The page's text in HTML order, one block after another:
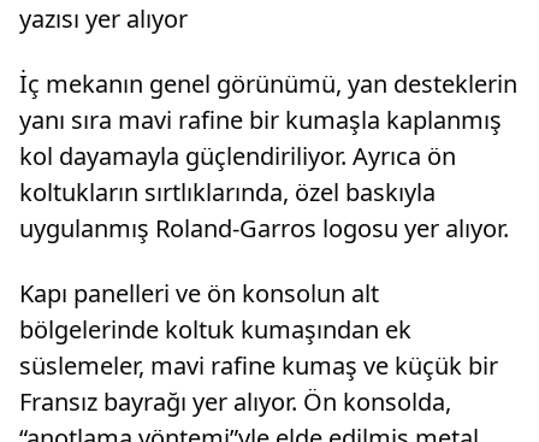
yazısı yer alıyor
İç mekanın genel görünümü, yan desteklerin
yanı sıra mavi rafine bir kumaşla kaplanmış
kol dayamayla güçlendiriliyor. Ayrıca ön
koltukların sırtlıklarında, özel baskıyla
uygulanmış Roland-Garros logosu yer alıyor.
Kapı panelleri ve ön konsolun alt
bölgelerinde koltuk kumaşından ek
süslemeler, mavi rafine kumaş ve küçük bir
Fransız bayrağı yer alıyor. Ön konsolda,